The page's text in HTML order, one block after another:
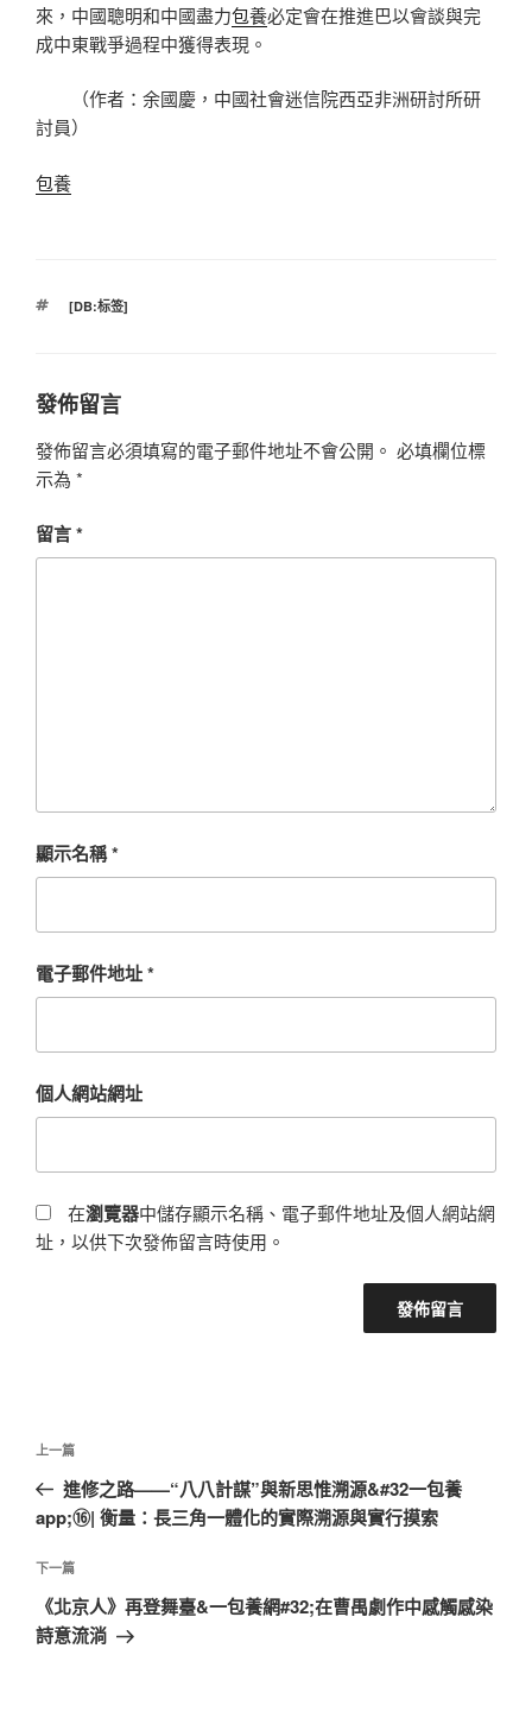
來，中國聰明和中國盡力包養必定會在推進巴以會談與完
成中東戰爭過程中獲得表現。
（作者： 余國慶，中國社會迷信院西亞非洲研討所研
討員）
包養
標
[DB:标签]
發佈留言
發佈留言必須填寫的電子郵件地址不會公開。 必填欄位標
示為 *
留言*
顯示名稱*
電子郵件地址*
個人網站網址
在瀏覽器中儲存顯示名稱、電子郵件地址及個人網站網
址，以供下次發佈留言時使用。
文
導
覽
上
一
篇
章
上一篇
進修之路——“八八計謀”與新思惟溯源&#32一包養
app;⑯| 衡量：長三角一體化的實際溯源與實行摸索
下
一
篇
下一篇
《北京人》再登舞臺&一包養網#32;在曹禺劇作中感觸感染
詩意流淌